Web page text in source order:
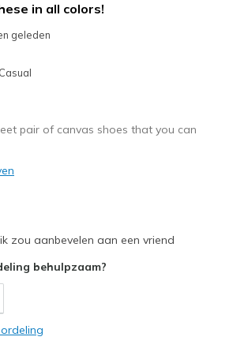
in all colors!
geleden
Casual
pair of canvas shoes that you can
ik zou aanbevelen aan een vriend
behulpzaam?